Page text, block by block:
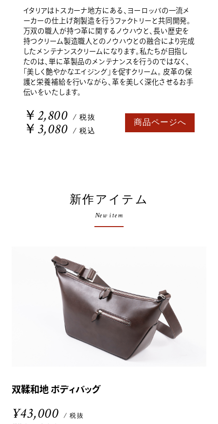
イタリアはトスカーナ地方にある、ヨーロッパの一流メ
ーカーの仕上げ剤製造を行うファクトリーと共同開発。
万双の職人が持つ革に関するノウハウと、長い歴史を
持つクリーム製造職人とのノウハウとの融合により完成
したメンテナンスクリームになります。私たちが目指し
たのは、単に革製品のメンテナンスを行うのではなく、
「美しく艶やかなエイジング」を促すクリーム。 皮革の保
護と栄養補給を行いながら、革を美しく深化させるお手
伝いをいたします。
￥2,800 / 税抜
￥3,080 / 税込
商品ページへ
新作アイテム
New item
双鞣和地 ボディバッグ
¥43,000 / 税抜